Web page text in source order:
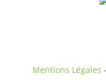
Mentions Légales -